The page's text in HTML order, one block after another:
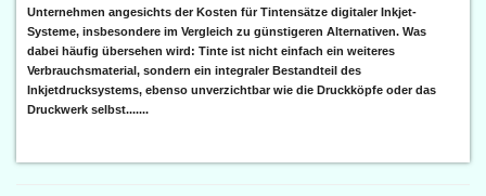
Unternehmen angesichts der Kosten für Tintensätze digitaler Inkjet-
Systeme, insbesondere im Vergleich zu günstigeren Alternativen. Was
dabei häufig übersehen wird: Tinte ist nicht einfach ein weiteres
Verbrauchsmaterial, sondern ein integraler Bestandteil des
Inkjetdrucksystems, ebenso unverzichtbar wie die Druckköpfe oder das
Druckwerk selbst.......